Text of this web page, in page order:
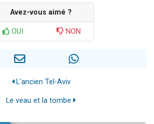
Avez-vous aimé ?
OUI NON
L'ancien Tel-Aviv
Le veau et la tombe